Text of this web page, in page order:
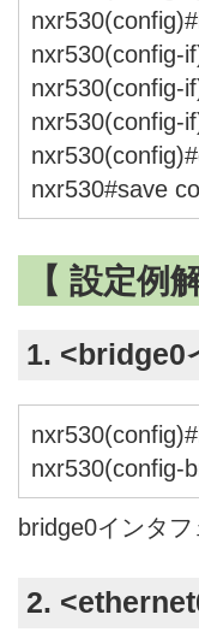
nxr530(config-
nxr530(config-
nxr530(config-
nxr530#save
【 設定例
1. <bridge0
nxr530(config)#
nxr530(config-
bridge0インタ
2.